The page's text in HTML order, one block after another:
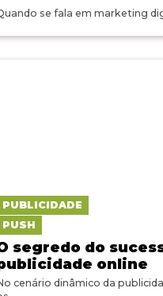
se fala em marketing
PUBLICIDADE
PUSH
segredo do
online
cenário dinâmico da